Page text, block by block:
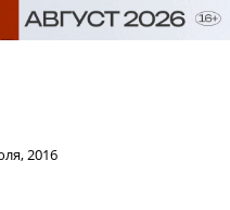
2016